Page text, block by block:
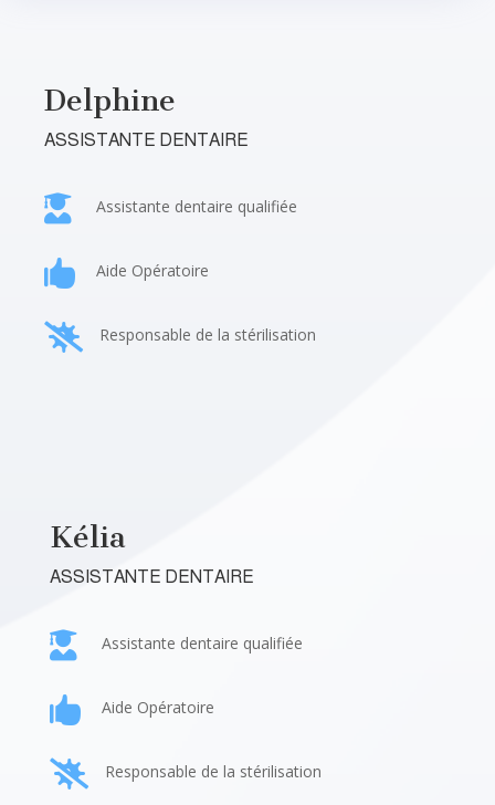
Delphine
ASSISTANTE DENTAIRE
 Assistante dentaire qualifiée
 Aide Opératoire
 Responsable de la stérilisation
Kélia
ASSISTANTE DENTAIRE
 Assistante dentaire qualifiée
 Aide Opératoire
 Responsable de la stérilisation